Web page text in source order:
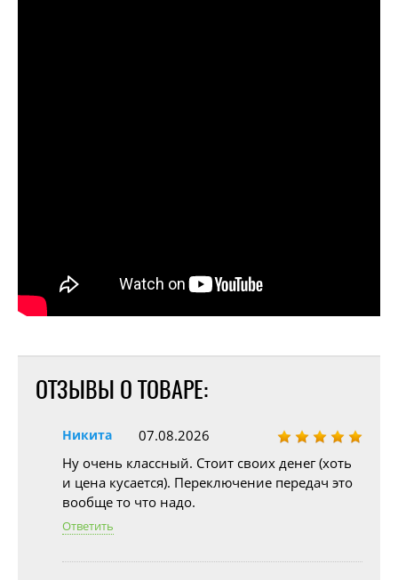
ОТЗЫВЫ О ТОВАРЕ:
Никита
07.08.2026
Ну очень классный. Стоит своих денег (хоть
и цена кусается). Переключение передач это
вообще то что надо.
Ответить